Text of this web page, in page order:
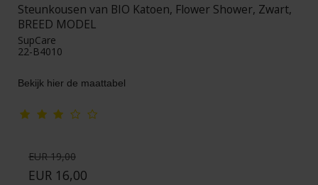
Steunkousen van BIO Katoen, Flower Shower, Zwart,
BREED MODEL
SupCare
22-B4010
Bekijk hier de maattabel
EUR 19,00
EUR 16,00